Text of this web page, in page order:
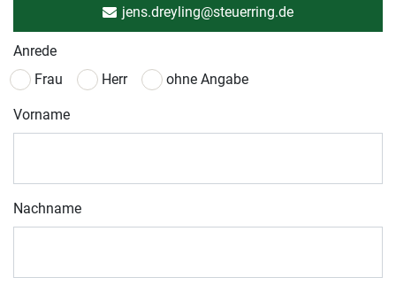
jens.dreyling@steuerring.de
Anrede
Frau
Herr ohne Angabe
Vorname
Nachname